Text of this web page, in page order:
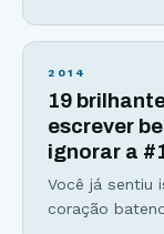
informações
2014
19
escrever
ignorar a
Você já sentiu
coração